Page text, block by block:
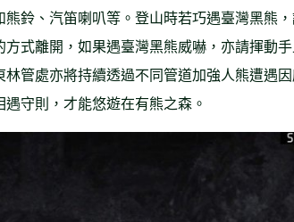
鈴、汽笛喇叭等。登山時若巧遇臺灣黑熊
式離開，如果遇臺灣黑熊威嚇，亦請揮動手
管處亦將持續透過不同管道加強人熊遭遇
守則，才能悠遊在有熊之森。